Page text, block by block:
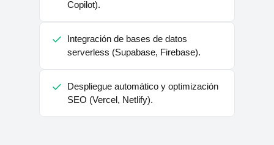
Copilot).
Integración de bases de datos
serverless (Supabase, Firebase).
Despliegue automático y optimización
SEO (Vercel, Netlify).